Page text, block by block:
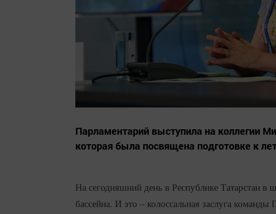
Парламентарий выступила на коллегии
которая была посвящена подготовке к
На сегодняшний день в Республике Татарстан в
бассейна. И это – колоссальная заслуга